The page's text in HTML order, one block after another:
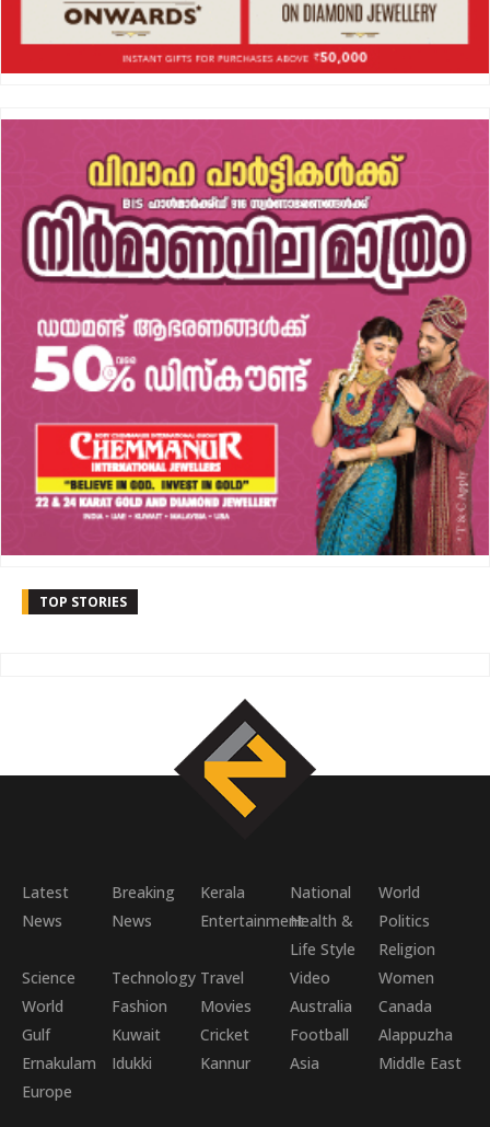
TOP STORIES
Latest
News
Breaking
News
Kerala National
World
EntertainmentHealth &
Life Style
Politics
Religion
Science
World
Technology Travel Video
Women
Fashion
Movies Australia
Canada
Gulf
Kuwait Cricket Football
Alappuzha
Ernakulam
Idukki Kannur Asia
Middle East
Europe